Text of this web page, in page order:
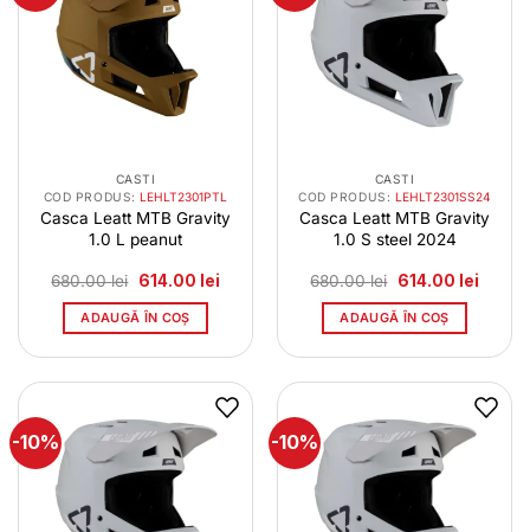
CASTI
COD PRODUS:LEHLT2301PTL
Casca Leatt MTB Gravity
1.0 L peanut
680.00lei Prețul
a
fost:
614.00 leiPrețul
ADAUGĂ ÎN COȘ
CASTI
COD PRODUS: LEHLT2301SS24
Casca Leatt MTB Gravity
1.0 S steel 2024
680.00lei Prețul
a
fost:
614.00 leiPrețul
ADAUGĂ ÎN COȘ
-10% -10%